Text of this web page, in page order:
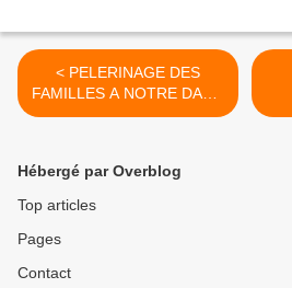
< PELERINAGE DES
FAMILLES A NOTRE DAME
AMBRUS LES 26, 27 ET 28
Hébergé par Overblog
Top articles
Pages
Contact